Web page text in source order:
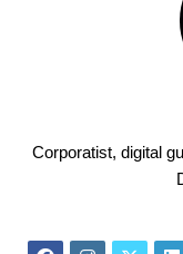
Corporatist, digital